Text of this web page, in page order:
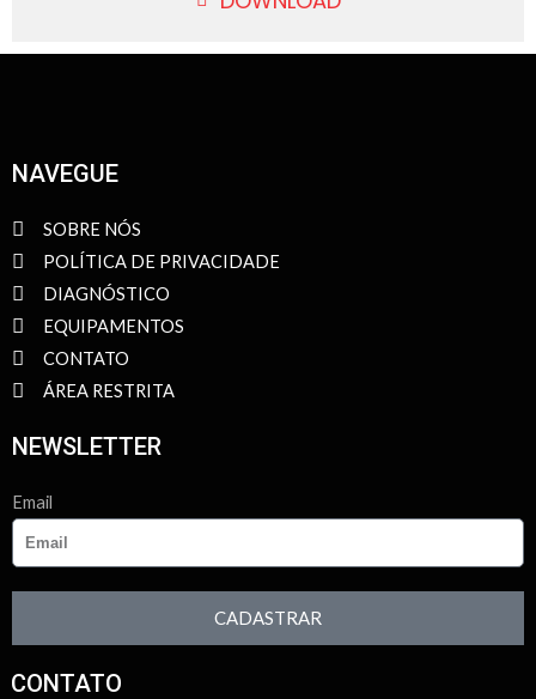
NAVEGUE
SOBRE NÓS
POLÍTICA DE PRIVACIDADE
DIAGNÓSTICO
EQUIPAMENTOS
CONTATO
ÁREA RESTRITA
NEWSLETTER
Email
CADASTRAR
CONTATO